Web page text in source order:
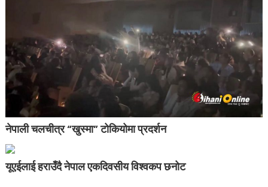
नेपाली चलचीत्र “खुस्मा” टोकियोमा प्रदर्शन
यूएईलाई हराउँदै नेपाल एकदिवसीय विश्वकप छनोट